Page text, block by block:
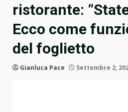
ristorante:
Ecco come
del foglietto
Gianluca Pace Settembre 2,